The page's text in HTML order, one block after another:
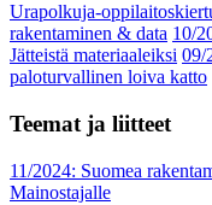
Urapolkuja-
rakentaminen & data 10/
Jätteistä materiaaleiksi 09/
paloturvallinen loiva katto
Teemat ja liitteet
11/2024: Suomea
Mainostajalle